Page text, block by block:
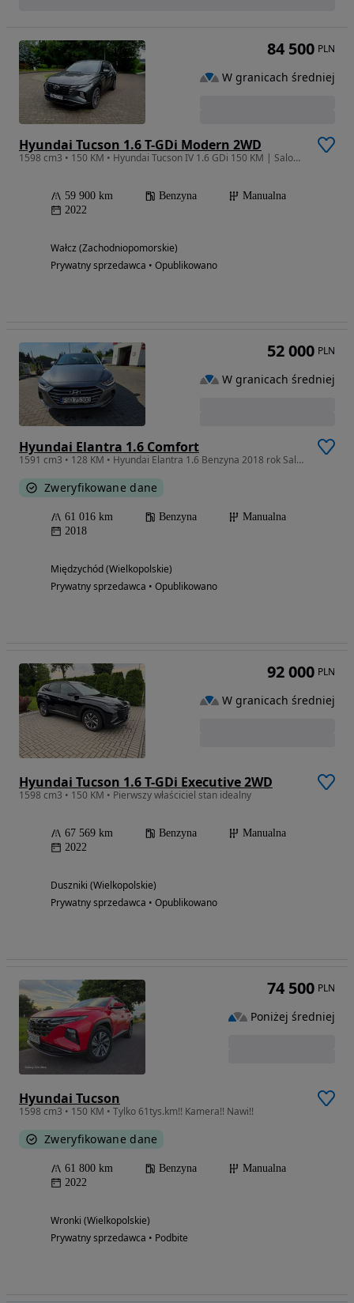
Hyundai Tucson 1.6 T-GDi Modern 2WD
1598 cm3 • 150 KM • Hyundai Tucson IV 1.6 GDi 150 KM | Salon Polska | Gwarancja |
59 900 km Benzyna
Manualna
2022
Wałcz (Zachodniopomorskie)
Prywatny sprzedawca • Opublikowano
84 500 PLN
W granicach średniej
Hyundai Elantra 1.6 Comfort
1591 cm3 • 128 KM • Hyundai Elantra 1.6 Benzyna 2018 rok Salon PL Przebieg HIT tylko 61tyś
Zweryfikowane dane
61 016 km Benzyna
Manualna
2018
Międzychód (Wielkopolskie)
Prywatny sprzedawca • Opublikowano
52 000 PLN
W granicach średniej
Hyundai Tucson 1.6 T-GDi Executive 2WD
1598 cm3 • 150 KM • Pierwszy właściciel stan idealny
67 569 km Benzyna
Manualna
2022
Duszniki (Wielkopolskie)
Prywatny sprzedawca • Opublikowano
92 000 PLN
W granicach średniej
Hyundai Tucson
1598 cm3 • 150 KM • Tylko 61tys.km!! Kamera!! Nawi!!
Zweryfikowane dane
61 800 km Benzyna
Manualna
2022
Wronki (Wielkopolskie)
Prywatny sprzedawca • Podbite
74 500 PLN
Poniżej średniej